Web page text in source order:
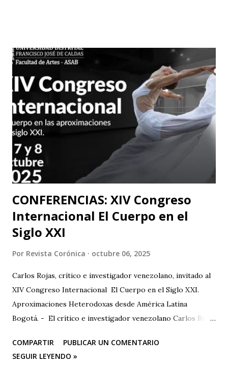
imborrable en todos los que la presencien." La Casa del
Silencio se embarcará nuevamente en una gira
internacional, llevando su importante trabajo de teatro
físico con funciones y seminarios a escenarios de Portugal
(dónde La Casa Del Silencio tiene una presencia significativa
ya que el teatro físico tiene un lugar muy importante en la
escena Portuguesa), posteriormente irán a Valencia y
Barcelona. Juan Carlos Agudelo P...
CONFERENCIAS: XIV Congreso
Internacional El Cuerpo en el
Siglo XXI
Por Revista Corónica octubre 06, 2025
Carlos Rojas, crítico e investigador venezolano, invitado al
XIV Congreso Internacional El Cuerpo en el Siglo XXI.
Aproximaciones Heterodoxas desde América Latina
Bogotá. - El crítico e investigador venezolano Carlos Rojas
Experimental de las Artes (UNEARTE), de Venezuela, en la
nueva edición del XIV Congreso Internacional El Cuerpo en
COMPARTIR
PUBLICAR UN COMENTARIO
SEGUIR LEYENDO »